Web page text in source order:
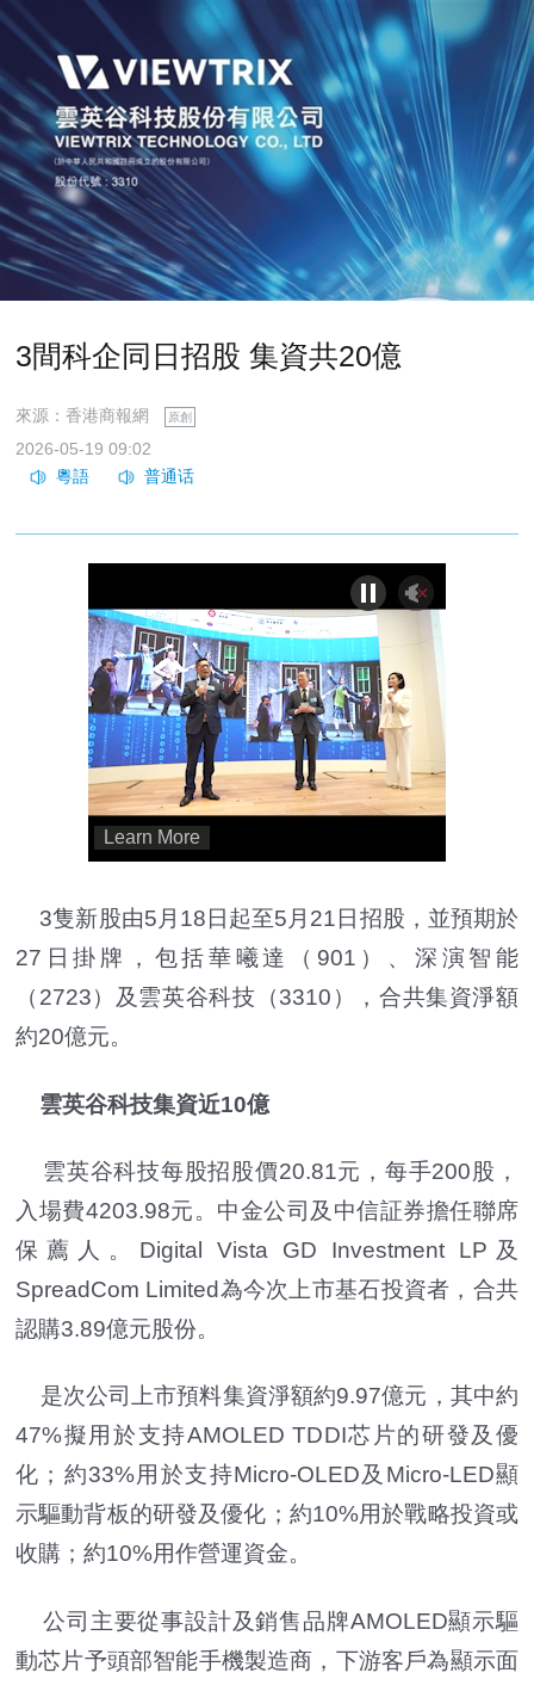
3間科企同日招股 集資共20億
來源：香港商報網 原創
2026-05-19 09:02
3隻新股由5月18日起至5月21日招股，並預期於
27日掛牌，包括華曦達（901）、深演智能
（2723）及雲英谷科技（3310），合共集資淨額
約20億元。
雲英谷科技集資近10億
雲英谷科技每股招股價20.81元，每手200股，
入場費4203.98元。中金公司及中信証券擔任聯席
保薦人。Digital Vista GD Investment LP及
SpreadCom Limited為今次上市基石投資者，合共
認購3.89億元股份。
是次公司上市預料集資淨額約9.97億元，其中約
47%擬用於支持AMOLED TDDI芯片的研發及優
化；約33%用於支持Micro-OLED及Micro-LED顯
示驅動背板的研發及優化；約10%用於戰略投資或
收購；約10%用作營運資金。
公司主要從事設計及銷售品牌AMOLED顯示驅
動芯片予頭部智能手機製造商，下游客戶為顯示面